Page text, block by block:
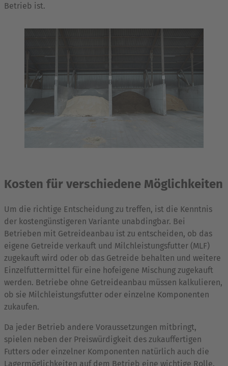
Betrieb ist.
Kosten für verschiedene Möglichkeiten
Um die richtige Entscheidung zu treffen, ist die Kenntnis
der kostengünstigeren Variante unabdingbar. Bei
Betrieben mit Getreideanbau ist zu entscheiden, ob das
eigene Getreide verkauft und Milchleistungsfutter (MLF)
zugekauft wird oder ob das Getreide behalten und weitere
Einzelfuttermittel für eine hofeigene Mischung zugekauft
werden. Betriebe ohne Getreideanbau müssen kalkulieren,
ob sie Milchleistungsfutter oder einzelne Komponenten
zukaufen.
Da jeder Betrieb andere Voraussetzungen mitbringt,
spielen neben der Preiswürdigkeit des zukauffertigen
Futters oder einzelner Komponenten natürlich auch die
Lagermöglichkeiten auf dem Betrieb eine wichtige Rolle.